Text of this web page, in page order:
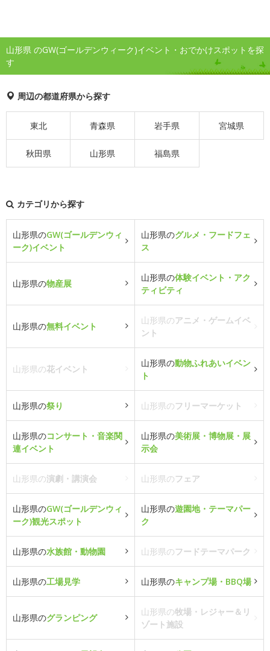
山形県 のGW(ゴールデンウィーク)イベント・おでかけスポットを探
す
周辺の都道府県から探す
東北 青森県 岩手県 宮城県
秋田県 山形県 福島県
カテゴリから探す
山形県のGW(ゴールデンウィ
ーク)イベント
山形県のグルメ・フードフェ
ス
山形県の物産展
山形県の体験イベント・アク
ティビティ
山形県の無料イベント
山形県のアニメ・ゲームイベ
ント
山形県の花イベント
山形県の動物ふれあいイベン
ト
山形県の祭り 山形県のフリーマーケット
山形県のコンサート・音楽関
連イベント
山形県の美術展・博物展・展
示会
山形県の演劇・講演会 山形県のフェア
山形県のGW(ゴールデンウィ
ーク)観光スポット
山形県の遊園地・テーマパー
ク
山形県の水族館・動物園 山形県のフードテーマパーク
山形県の工場見学 山形県のキャンプ場・BBQ場
山形県のグランピング
山形県の牧場・レジャー＆リ
ゾート施設